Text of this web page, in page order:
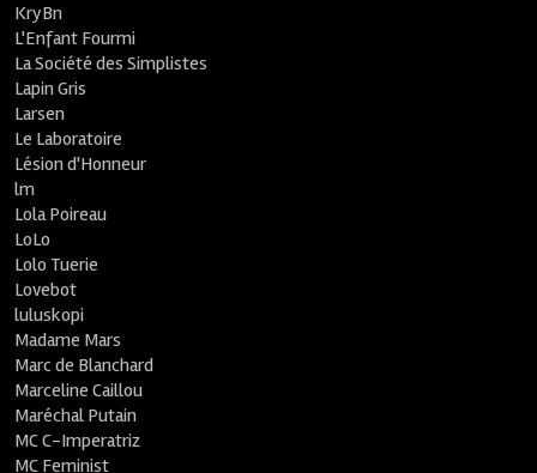
KryBn
L'Enfant Fourmi
La Société des Simplistes
Lapin Gris
Larsen
Le Laboratoire
Lésion d'Honneur
lm
Lola Poireau
LoLo
Lolo Tuerie
Lovebot
luluskopi
Madame Mars
Marc de Blanchard
Marceline Caillou
Maréchal Putain
MC C-Imperatriz
MC Feminist